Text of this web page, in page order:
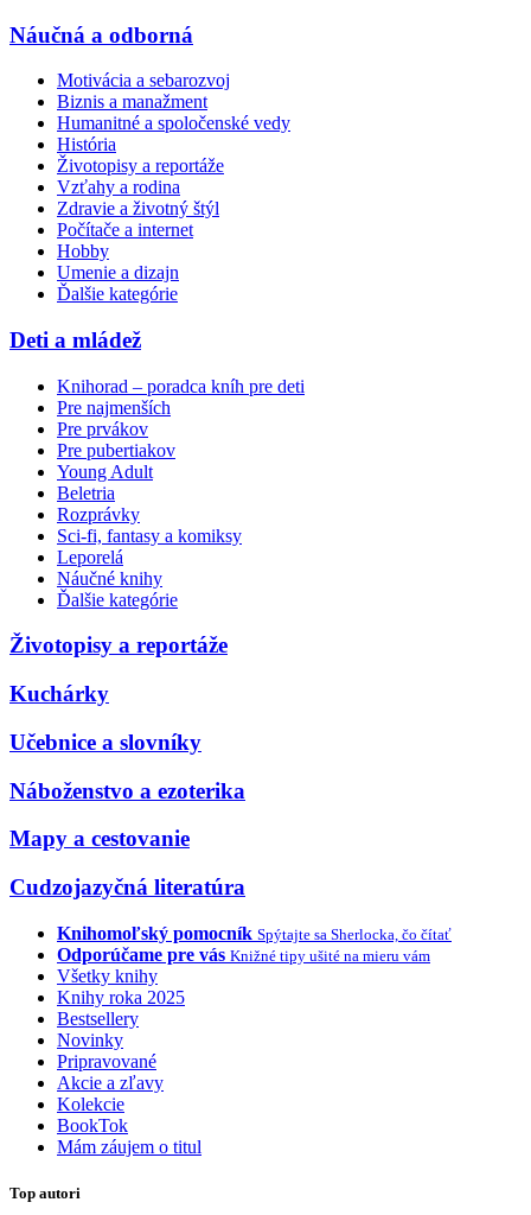
Náučná a odborná
Motivácia a sebarozvoj
Biznis a manažment
Humanitné a spoločenské vedy
História
Životopisy a reportáže
Vzťahy a rodina
Zdravie a životný štýl
Počítače a internet
Hobby
Umenie a dizajn
Ďalšie kategórie
Deti a mládež
Knihorad – poradca kníh pre deti
Pre najmenších
Pre prvákov
Pre pubertiakov
Young Adult
Beletria
Rozprávky
Sci-fi, fantasy a komiksy
Leporelá
Náučné knihy
Ďalšie kategórie
Životopisy a reportáže
Kuchárky
Učebnice a slovníky
Náboženstvo a ezoterika
Mapy a cestovanie
Cudzojazyčná literatúra
Knihomoľský pomocník Spýtajte sa Sherlocka, čo čítať
Odporúčame pre vás Knižné tipy ušité na mieru vám
Všetky knihy
Knihy roka 2025
Bestsellery
Novinky
Pripravované
Akcie a zľavy
Kolekcie
BookTok
Mám záujem o titul
Top autori